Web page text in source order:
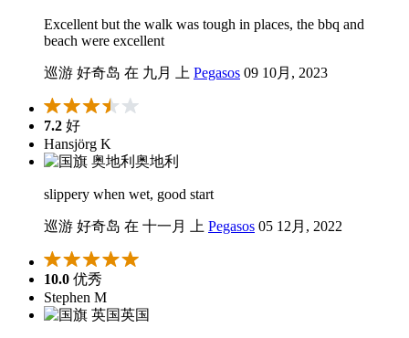
Excellent but the walk was tough in places, the bbq and
beach were excellent
巡游 好奇岛 在 九月 上 Pegasos 09 10月, 2023
7.2 好
Hansjörg K
奥地利
slippery when wet, good start
巡游 好奇岛 在 十一月 上 Pegasos 05 12月, 2022
10.0 优秀
Stephen M
英国